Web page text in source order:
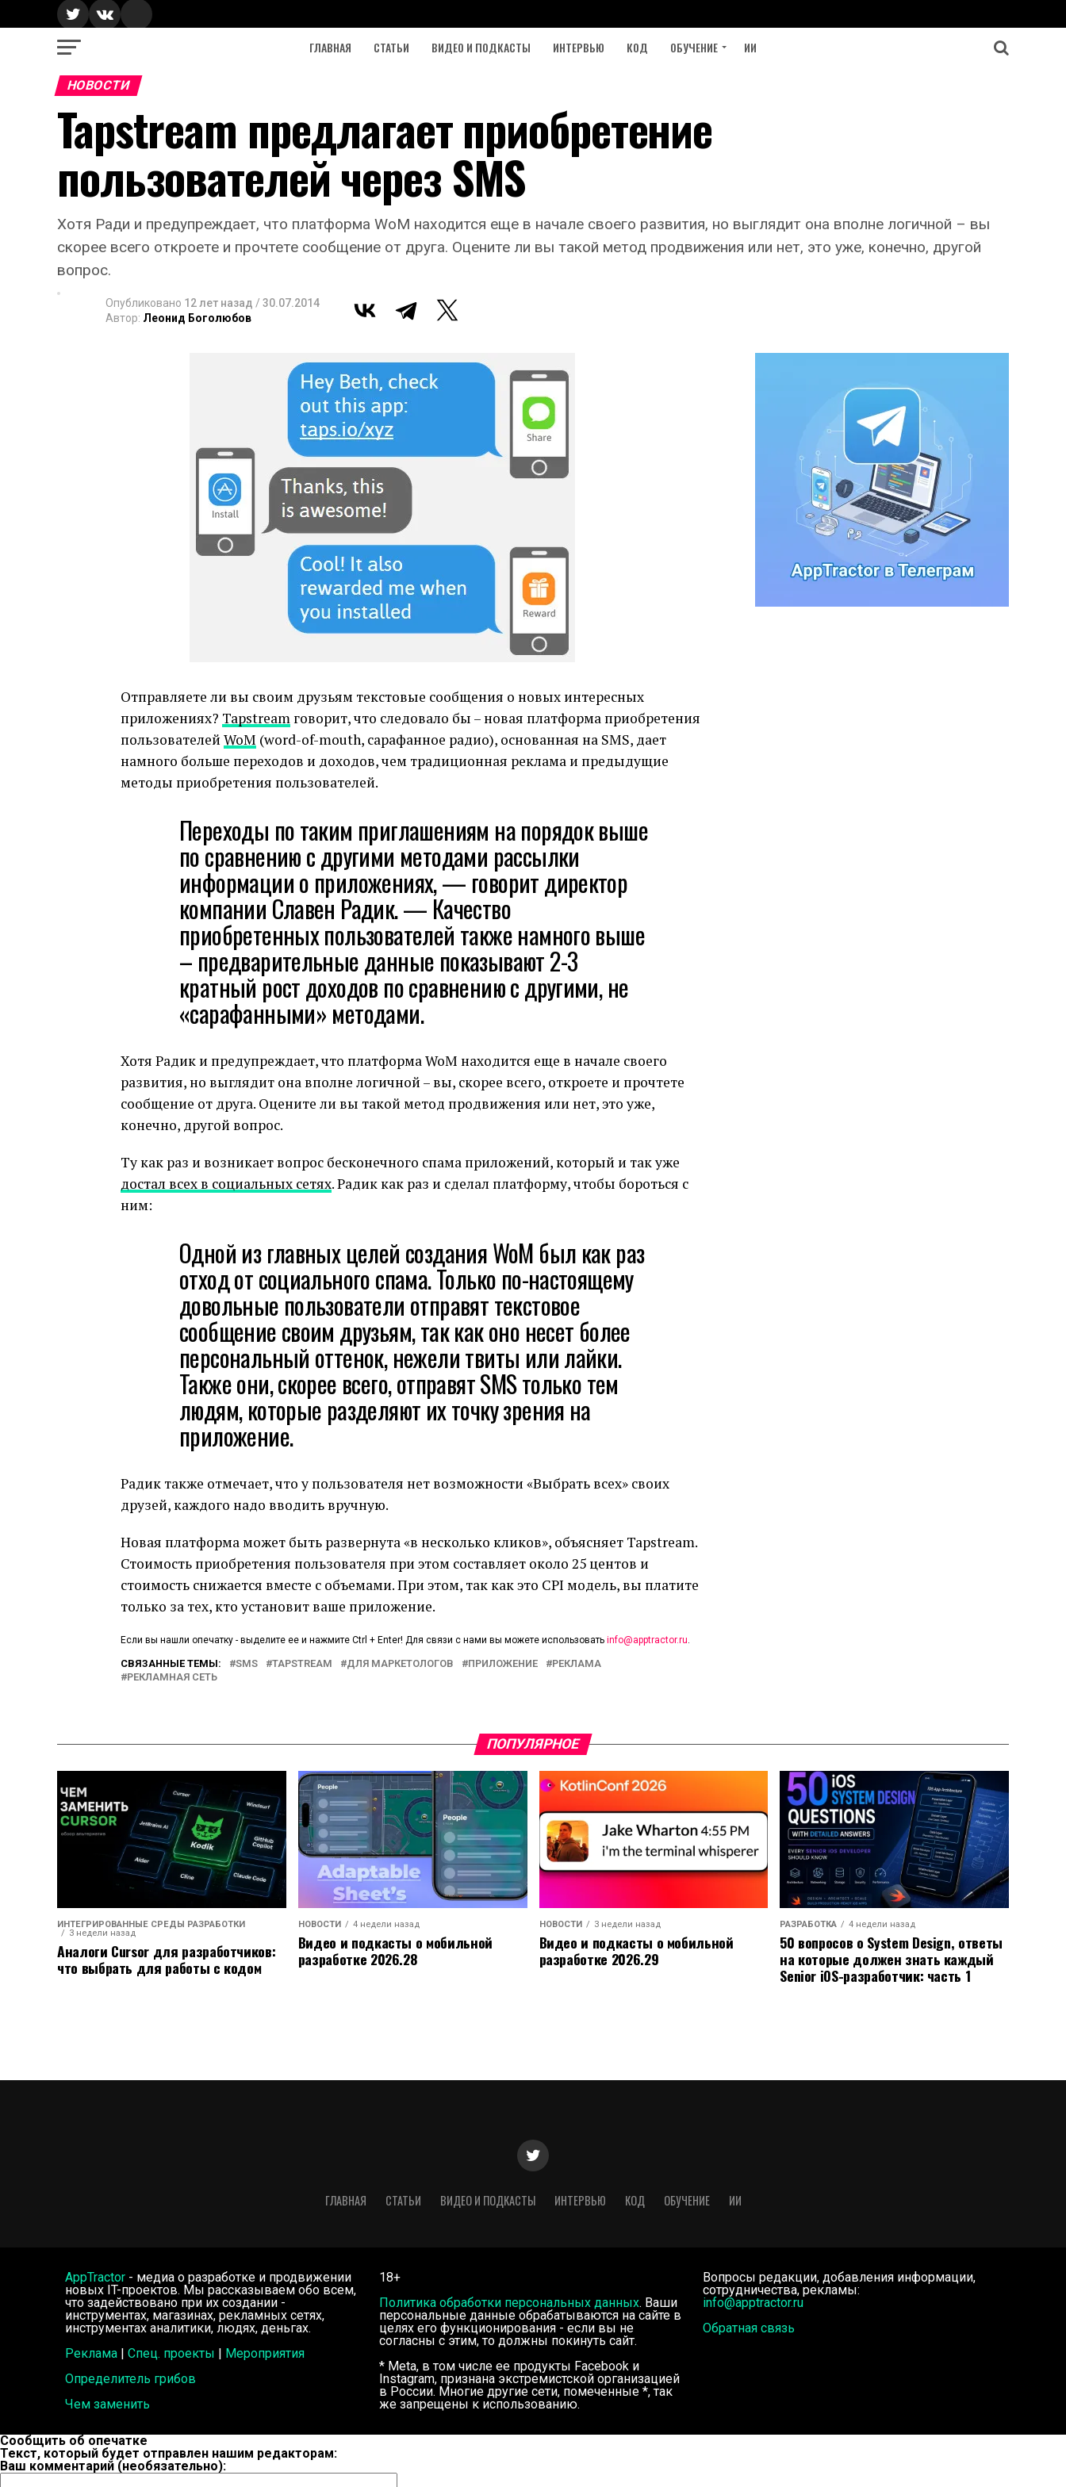
ГЛАВНАЯ СТАТЬИ ВИДЕО И ПОДКАСТЫ ИНТЕРВЬЮ КОД ОБУЧЕНИЕ ИИ
НОВОСТИ
Tapstream предлагает приобретение
пользователей через SMS
Хотя Ради и предупреждает, что платформа WoM находится еще в начале своего развития, но выглядит она вполне логичной – вы
скорее всего откроете и прочтете сообщение от друга. Оцените ли вы такой метод продвижения или нет, это уже, конечно, другой
вопрос.
Опубликовано 12 лет назад / 30.07.2014
Автор: Леонид Боголюбов
Отправляете ли вы своим друзьям текстовые сообщения о новых интересных
приложениях? Tapstream говорит, что следовало бы – новая платформа приобретения
пользователей WoM (word-of-mouth, сарафанное радио), основанная на SMS, дает
намного больше переходов и доходов, чем традиционная реклама и предыдущие
методы приобретения пользователей.
Переходы по таким приглашениям на порядок выше
по сравнению с другими методами рассылки
информации о приложениях, — говорит директор
компании Славен Радик. — Качество
приобретенных пользователей также намного выше
– предварительные данные показывают 2-3
кратный рост доходов по сравнению с другими, не
«сарафанными» методами.
Хотя Радик и предупреждает, что платформа WoM находится еще в начале своего
развития, но выглядит она вполне логичной – вы, скорее всего, откроете и прочтете
сообщение от друга. Оцените ли вы такой метод продвижения или нет, это уже,
конечно, другой вопрос.
Ту как раз и возникает вопрос бесконечного спама приложений, который и так уже
достал всех в социальных сетях. Радик как раз и сделал платформу, чтобы бороться с
ним:
Одной из главных целей создания WoM был как раз
отход от социального спама. Только по-настоящему
довольные пользователи отправят текстовое
сообщение своим друзьям, так как оно несет более
персональный оттенок, нежели твиты или лайки.
Также они, скорее всего, отправят SMS только тем
людям, которые разделяют их точку зрения на
приложение.
Радик также отмечает, что у пользователя нет возможности «Выбрать всех» своих
друзей, каждого надо вводить вручную.
Новая платформа может быть развернута «в несколько кликов», объясняет Tapstream.
Стоимость приобретения пользователя при этом составляет около 25 центов и
стоимость снижается вместе с объемами. При этом, так как это CPI модель, вы платите
только за тех, кто установит ваше приложение.
Если вы нашли опечатку - выделите ее и нажмите Ctrl + Enter! Для связи с нами вы можете использовать info@apptractor.ru.
СВЯЗАННЫЕ ТЕМЫ: SMS TAPSTREAM ДЛЯ МАРКЕТОЛОГОВ ПРИЛОЖЕНИЕ
РЕКЛАМА
РЕКЛАМНАЯ СЕТЬ
ПОПУЛЯРНОЕ
ИНТЕГРИРОВАННЫЕ СРЕДЫ РАЗРАБОТКИ
3 недели назад
Аналоги Cursor для разработчиков:
что выбрать для работы с кодом
НОВОСТИ 4 недели назад
Видео и подкасты о мобильной
разработке 2026.28
НОВОСТИ 3 недели назад
Видео и подкасты о мобильной
разработке 2026.29
РАЗРАБОТКА 4 недели назад
50 вопросов о System Design, ответы
на которые должен знать каждый
Senior iOS-разработчик: часть 1
ГЛАВНАЯ СТАТЬИ ВИДЕО И ПОДКАСТЫ ИНТЕРВЬЮ КОД ОБУЧЕНИЕ ИИ
AppTractor - медиа о разработке и продвижении
новых IT-проектов. Мы рассказываем обо всем,
что задействовано при их создании -
инструментах, магазинах, рекламных сетях,
инструментах аналитики, людях, деньгах.
Реклама | Спец. проекты | Мероприятия
Определитель грибов
Чем заменить
18+
Политика обработки персональных данных. Ваши
персональные данные обрабатываются на сайте в
целях его функционирования - если вы не
согласны с этим, то должны покинуть сайт.
* Meta, в том числе ее продукты Facebook и
Instagram, признана экстремистской организацией
в России. Многие другие сети, помеченные *, так
же запрещены к использованию.
Вопросы редакции, добавления информации,
сотрудничества, рекламы:
info@apptractor.ru
Обратная связь
Сообщить об опечатке
Текст, который будет отправлен нашим редакторам:
Ваш комментарий (необязательно):